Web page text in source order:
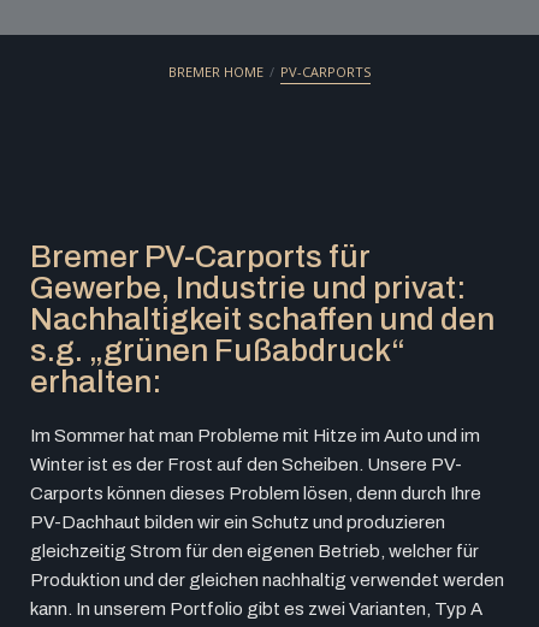
BREMER HOME / PV-CARPORTS
Bremer PV-Carports für
Gewerbe, Industrie und privat:
Nachhaltigkeit schaffen und den
s.g. „grünen Fußabdruck“
erhalten:
Im Sommer hat man Probleme mit Hitze im Auto und im
Winter ist es der Frost auf den Scheiben. Unsere PV-
Carports können dieses Problem lösen, denn durch Ihre
PV-Dachhaut bilden wir ein Schutz und produzieren
gleichzeitig Strom für den eigenen Betrieb, welcher für
Produktion und der gleichen nachhaltig verwendet werden
kann. In unserem Portfolio gibt es zwei Varianten, Typ A